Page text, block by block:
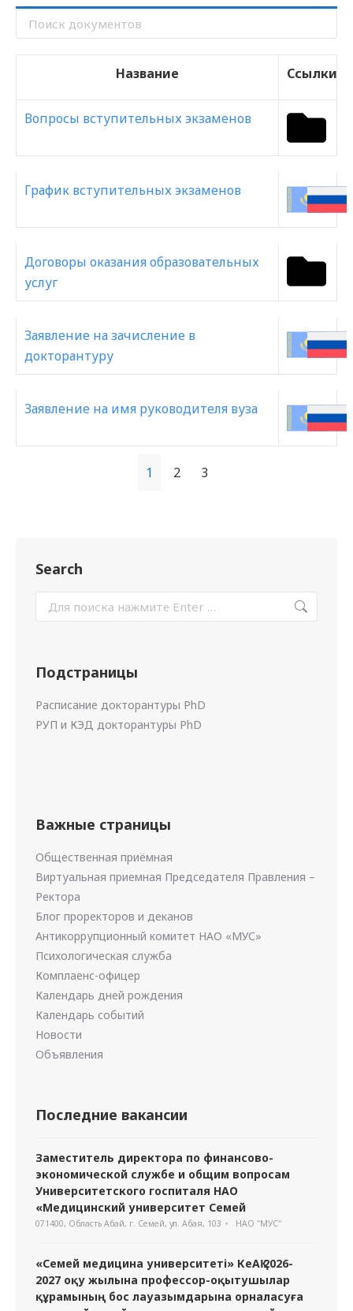
Название Ссылки
Вопросы вступительных экзаменов
График вступительных экзаменов
Договоры оказания образовательных
услуг
Заявление на зачисление в
докторантуру
Заявление на имя руководителя вуза
1 2 3
Search
Подстраницы
Расписание докторантуры PhD
РУП и КЭД докторантуры PhD
Важные страницы
Общественная приёмная
Виртуальная приемная Председателя Правления –
Ректора
Блог проректоров и деканов
Антикоррупционный комитет НАО «МУС»
Психологическая служба
Комплаенс-офицер
Календарь дней рождения
Календарь событий
Новости
Объявления
Последние вакансии
Заместитель директора по финансово-
экономической службе и общим вопросам
Университетского госпиталя НАО
«Медицинский университет Семей
071400, Область Абай, г. Семей, ул. Абая, 103 НАО "МУС"
«Семей медицина университеті» КеАҚ 2026-
2027 оқу жылына профессор-оқытушылар
құрамының бос лауазымдарына орналасуға